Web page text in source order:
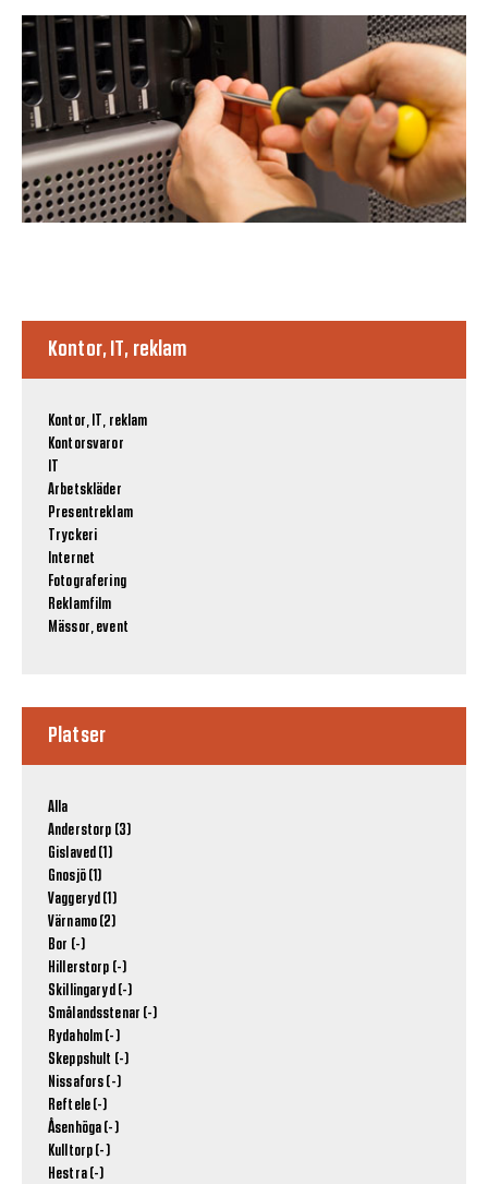
Kontor, IT, reklam
Kontor, IT, reklam
Kontorsvaror
IT
Arbetskläder
Presentreklam
Tryckeri
Internet
Fotografering
Reklamfilm
Mässor, event
Platser
Alla
Anderstorp (3)
Gislaved (1)
Gnosjö (1)
Vaggeryd (1)
Värnamo (2)
Bor (-)
Hillerstorp (-)
Skillingaryd (-)
Smålandsstenar (-)
Rydaholm (-)
Skeppshult (-)
Nissafors (-)
Reftele (-)
Åsenhöga (-)
Kulltorp (-)
Hestra (-)